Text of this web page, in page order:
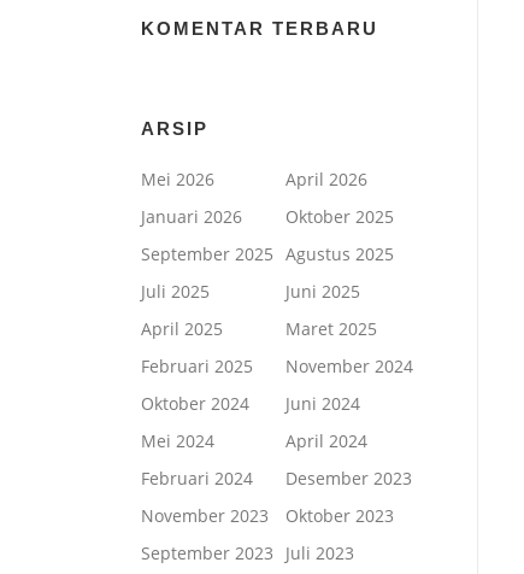
KOMENTAR TERBARU
ARSIP
Mei 2026
April 2026
Januari 2026
Oktober 2025
September 2025 Agustus 2025
Juli 2025
Juni 2025
April 2025
Maret 2025
Februari 2025
November 2024
Oktober 2024
Juni 2024
Mei 2024
April 2024
Februari 2024
Desember 2023
November 2023
Oktober 2023
September 2023
Juli 2023